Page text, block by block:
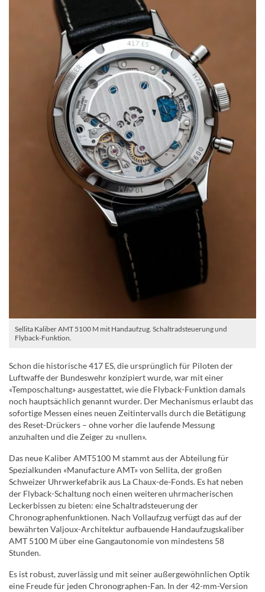
Sellita Kaliber AMT 5100 M mit Handaufzug. Schaltradsteuerung und
Flyback-Funktion.
Schon die historische 417 ES, die ursprünglich für Piloten der
Luftwaffe der Bundeswehr konzipiert wurde, war mit einer
«Temposchaltung» ausgestattet, wie die Flyback-Funktion damals
noch hauptsächlich genannt wurder. Der Mechanismus erlaubt das
sofortige Messen eines neuen Zeitintervalls durch die Betätigung
des Reset-Drückers – ohne vorher die laufende Messung
anzuhalten und die Zeiger zu «nullen».
Das neue Kaliber AMT5100 M stammt aus der Abteilung für
Spezialkunden «Manufacture AMT» von Sellita, der großen
Schweizer Uhrwerkefabrik aus La Chaux-de-Fonds. Es hat neben
der Flyback-Schaltung noch einen weiteren uhrmacherischen
Leckerbissen zu bieten: eine Schaltradsteuerung der
Chronographenfunktionen. Nach Vollaufzug verfügt das auf der
bewährten Valjoux-Architektur aufbauende Handaufzugskaliber
AMT 5100 M über eine Gangautonomie von mindestens 58
Stunden.
Es ist robust, zuverlässig und mit seiner außergewöhnlichen Optik
eine Freude für jeden Chronographen-Fan. In der 42-mm-Version